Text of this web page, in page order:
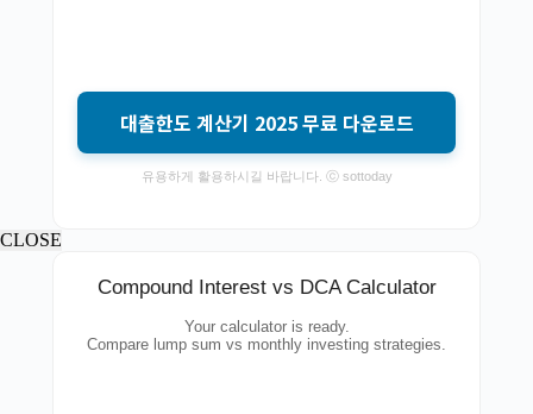
대출한도 계산기 2025 무료 다운로드
유용하게 활용하시길 바랍니다. ⓒ sottoday
CLOSE
Compound Interest vs DCA Calculator
Your calculator is ready.
Compare lump sum vs monthly investing strategies.